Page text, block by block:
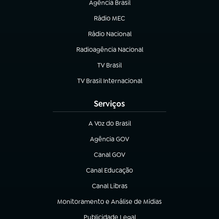
Agência Brasil
(abre em nova aba)
Rádio MEC
(abre em nova aba)
Rádio Nacional
Radioagência Nacional
(abre em nova aba)
TV Brasil
(abre em nova aba)
TV Brasil Internacional
(abre em nova aba)
Serviços
A Voz do Brasil
(abre em nova aba)
Agência GOV
(abre em nova aba)
Canal GOV
(abre em nova aba)
Canal Educação
(abre em nova aba)
Canal Libras
(abre em nova aba)
Monitoramento e Análise de Mídias
(abre em nova aba)